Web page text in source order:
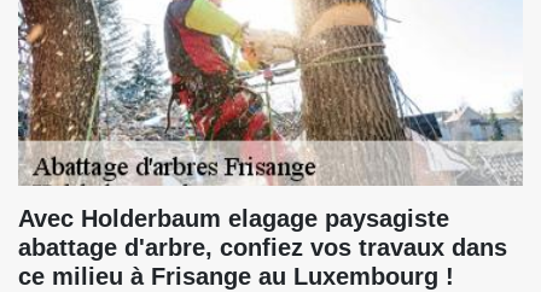
Avec Holderbaum elagage paysagiste
abattage d'arbre, confiez vos travaux dans
ce milieu à Frisange au Luxembourg !